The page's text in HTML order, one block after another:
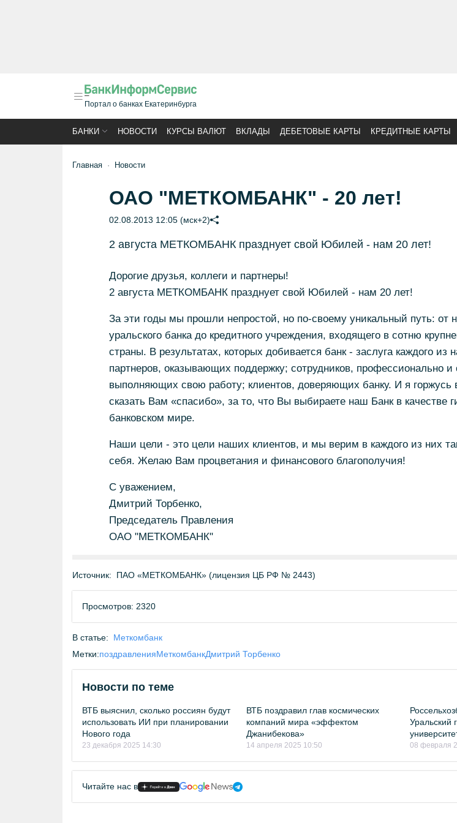
Портал о банках Екатеринбурга
БАНКИ НОВОСТИ КУРСЫ ВАЛЮТ ВКЛАДЫ ДЕБЕТОВЫЕ КАРТЫ КРЕДИТНЫЕ КАРТЫ
Главная Новости
ОАО "МЕТКОМБАНК" - 20 лет!
02.08.2013 12:05 (мск+2)
2 августа МЕТКОМБАНК празднует свой Юбилей - нам 20 лет!
Дорогие друзья, коллеги и партнеры!
2 августа МЕТКОМБАНК празднует свой Юбилей - нам 20 лет!
За эти годы мы прошли непростой, но по-своему уникальный путь: от
уральского банка до кредитного учреждения, входящего в сотню
страны. В результатах, которых добивается банк - заслуга каждого из
партнеров, оказывающих поддержку; сотрудников, профессионально и
выполняющих свою работу; клиентов, доверяющих банку. И я горжусь
сказать Вам «спасибо», за то, что Вы выбираете наш Банк в качестве
банковском мире.
Наши цели - это цели наших клиентов, и мы верим в каждого из них
себя. Желаю Вам процветания и финансового благополучия!
С уважением,
Дмитрий Торбенко,
Председатель Правления
ОАО "МЕТКОМБАНК"
Источник: ПАО «МЕТКОМБАНК» (лицензия ЦБ РФ № 2443)
Просмотров: 2320
В статье:
Меткомбанк
Метки:поздравленияМеткомбанкДмитрий Торбенко
Новости по теме
ВТБ выяснил, сколько россиян будут
использовать ИИ при планировании
Нового года
23 декабря 2025 14:30
ВТБ поздравил глав космических
компаний мира «эффектом
Джанибекова»
14 апреля 2025 10:50
Уральский
08 февраля
Читайте нас в